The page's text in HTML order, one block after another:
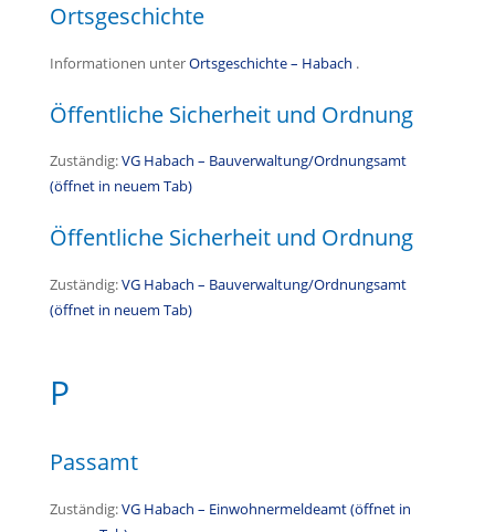
Ortsgeschichte
Informationen unterOrtsgeschichte – Habach .
Öffentliche Sicherheit und Ordnung
Zuständig:VG Habach – Bauverwaltung/Ordnungsamt
(öffnet in neuem Tab)
Öffentliche Sicherheit und Ordnung
Zuständig:VG Habach – Bauverwaltung/Ordnungsamt
(öffnet in neuem Tab)
P
Passamt
Zuständig:VG Habach – Einwohnermeldeamt (öffnet in